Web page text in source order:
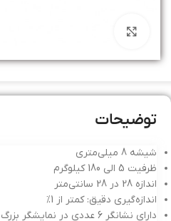
توضیحات
شیشه 8 میلی‌متری
ظرفیت 5 الی 180 کیلوگرم
اندازه 28 در 28 سانتی‌متر
اندازه‌گیری دقیق: کمتر از 1%
دارای نشانگر 6 عددی در نمایشگر بزرگ رنگی